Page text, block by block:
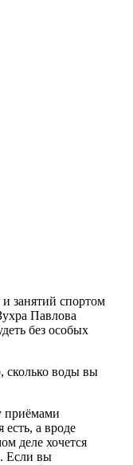
занятий спортом
Павлова
без особых
сколько воды вы
приёмами
а вроде
деле хочется
Если вы